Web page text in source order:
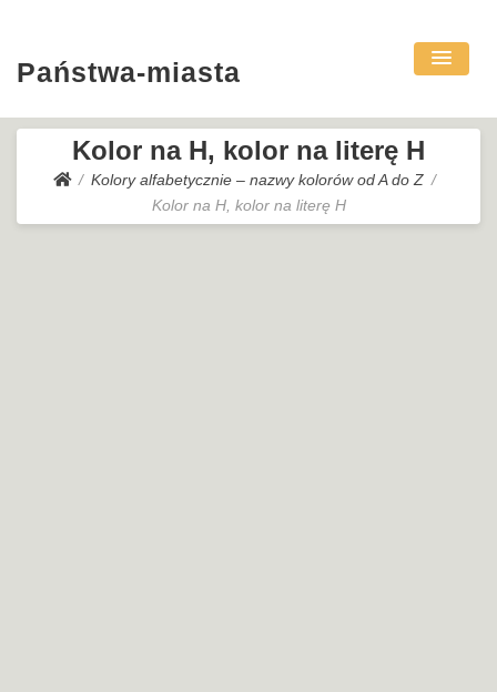
Państwa-miasta
Kolor na H, kolor na literę H
Kolory alfabetycznie – nazwy kolorów od A do Z
Kolor na H, kolor na literę H